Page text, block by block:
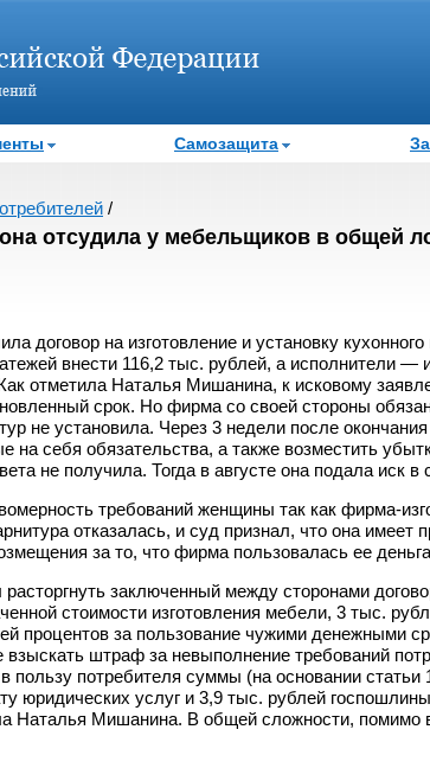
Самозащита
/
отсудила у мебельщиков в общей
договор на изготовление и установку
внести 116,2 тыс. рублей, а исполнители —
отметила Наталья Мишанина, к исковому
срок. Но фирма со своей стороны
не установила. Через 3 недели после
на себя обязательства, а также возместить
не получила. Тогда в августе она подала иск в
требований женщины так как фирма-
отказалась, и суд признал, что она имеет
за то, что фирма пользовалась ее
заключенный между сторонами
стоимости изготовления мебели, 3 тыс.
процентов за пользование чужими денежными
штраф за невыполнение требований
пользу потребителя суммы (на основании
юридических услуг и 3,9 тыс. рублей
Наталья Мишанина. В общей сложности, помимо